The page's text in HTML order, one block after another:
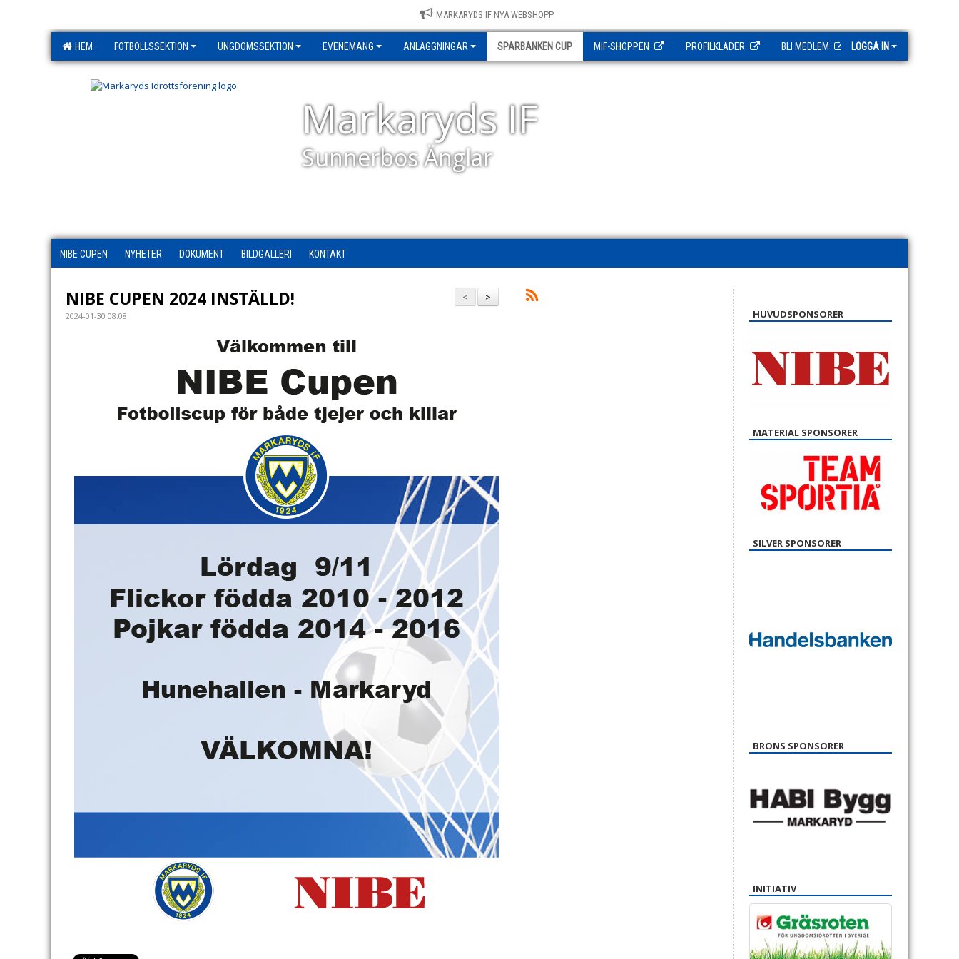
MARKARYDS IF NYA WEBSHOPP
HEM FOTBOLLSSEKTION UNGDOMSSEKTION EVENEMANG ANLÄGGNINGAR SPARBANKEN CUP MIF-SHOPPEN PROFILKLÄDER BLI MEDLEM LOGGA IN
Markaryds IF
Sunnerbos Änglar
NIBE CUPEN NYHETER DOKUMENT BILDGALLERI KONTAKT
>
<
NIBE CUPEN 2024 INSTÄLLD!
2024-01-30 08:08 HUVUDSPONSORER
MATERIAL SPONSORER
SILVER SPONSORER
BRONS SPONSORER
INITIATIV